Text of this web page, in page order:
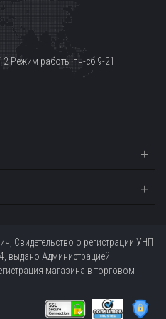
Режим работы пн-сб 9-21
+
+
Свидетельство о регистрации УНП
выдано Администрацией
магазина в торговом